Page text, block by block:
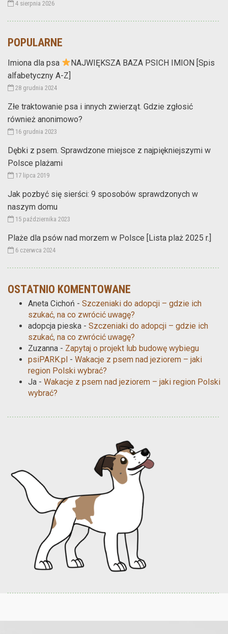
4 sierpnia 2026
POPULARNE
Imiona dla psa
NAJWIĘKSZA BAZA PSICH IMION [Spis
alfabetyczny A-Z]
28 grudnia 2024
Złe traktowanie psa i innych zwierząt. Gdzie zgłosić
również anonimowo?
16 grudnia 2023
Dębki z psem. Sprawdzone miejsce z najpiękniejszymi w
Polsce plażami
17 lipca 2019
Jak pozbyć się sierści: 9 sposobów sprawdzonych w
naszym domu
15 października 2023
Plaże dla psów nad morzem w Polsce [Lista plaż 2025 r.]
6 czerwca 2024
OSTATNIO KOMENTOWANE
Aneta Cichoń - Szczeniaki do adopcji – gdzie ich
szukać, na co zwrócić uwagę?
adopcja pieska - Szczeniaki do adopcji – gdzie ich
szukać, na co zwrócić uwagę?
Zuzanna - Zapytaj o projekt lub budowę wybiegu
psiPARK.pl - Wakacje z psem nad jeziorem – jaki
region Polski wybrać?
Ja - Wakacje z psem nad jeziorem – jaki region Polski
wybrać?